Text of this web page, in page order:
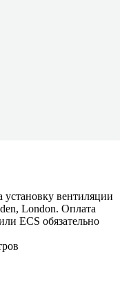
вентиляции
London. Оплата
ECS обязательно